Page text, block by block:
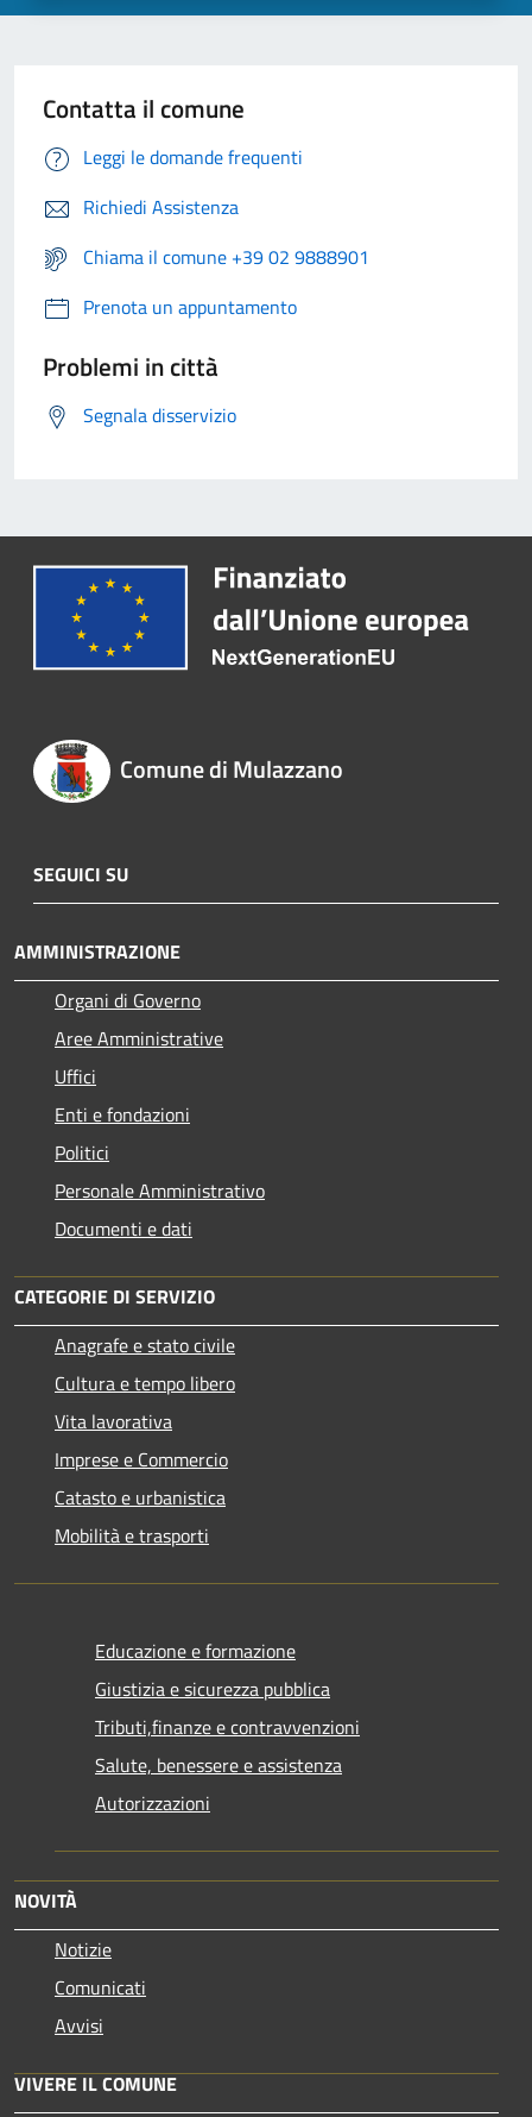
Contatta il comune
Leggi le domande frequenti
Richiedi Assistenza
Chiama il comune +39 02 9888901
Prenota un appuntamento
Problemi in città
Segnala disservizio
Comune di Mulazzano
SEGUICI SU
AMMINISTRAZIONE
Organi di Governo
Aree Amministrative
Uffici
Enti e fondazioni
Politici
Personale Amministrativo
Documenti e dati
CATEGORIE DI SERVIZIO
Anagrafe e stato civile
Cultura e tempo libero
Vita lavorativa
Imprese e Commercio
Catasto e urbanistica
Mobilità e trasporti
Educazione e formazione
Giustizia e sicurezza pubblica
Tributi,finanze e contravvenzioni
Salute, benessere e assistenza
Autorizzazioni
NOVITÀ
Notizie
Comunicati
Avvisi
VIVERE IL COMUNE